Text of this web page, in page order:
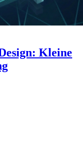
Kleine